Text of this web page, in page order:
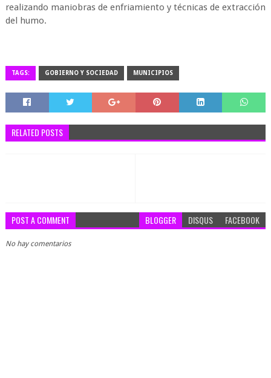
realizando maniobras de enfriamiento y técnicas de extracción
del humo.
TAGS: GOBIERNO Y SOCIEDAD MUNICIPIOS
RELATED POSTS
POST A COMMENT BLOGGER DISQUS FACEBOOK
No hay comentarios